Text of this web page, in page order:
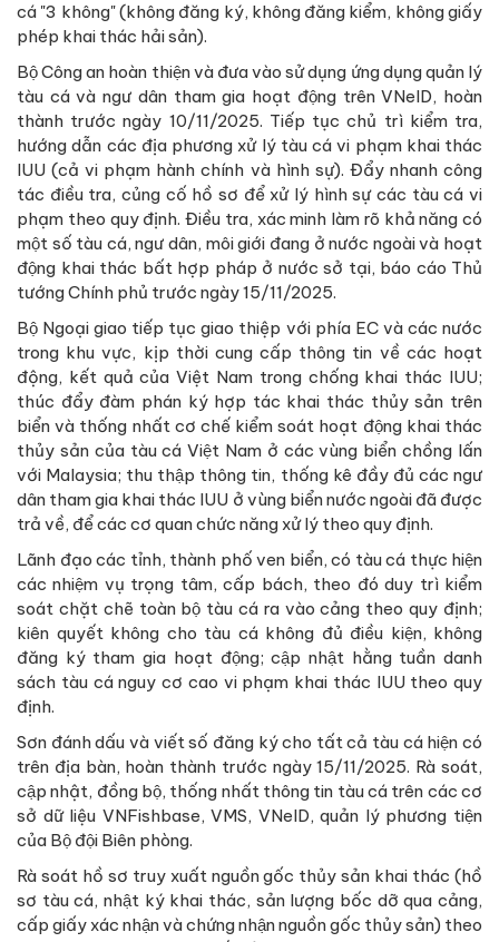
cá "3 không" (không đăng ký, không đăng kiểm, không giấy
phép khai thác hải sản).
Bộ Công an hoàn thiện và đưa vào sử dụng ứng dụng quản lý
tàu cá và ngư dân tham gia hoạt động trên VNeID, hoàn
thành trước ngày 10/11/2025. Tiếp tục chủ trì kiểm tra,
hướng dẫn các địa phương xử lý tàu cá vi phạm khai thác
IUU (cả vi phạm hành chính và hình sự). Đẩy nhanh công
tác điều tra, củng cố hồ sơ để xử lý hình sự các tàu cá vi
phạm theo quy định. Điều tra, xác minh làm rõ khả năng có
một số tàu cá, ngư dân, môi giới đang ở nước ngoài và hoạt
động khai thác bất hợp pháp ở nước sở tại, báo cáo Thủ
tướng Chính phủ trước ngày 15/11/2025.
Bộ Ngoại giao tiếp tục giao thiệp với phía EC và các nước
trong khu vực, kịp thời cung cấp thông tin về các hoạt
động, kết quả của Việt Nam trong chống khai thác IUU;
thúc đẩy đàm phán ký hợp tác khai thác thủy sản trên
biển và thống nhất cơ chế kiểm soát hoạt động khai thác
thủy sản của tàu cá Việt Nam ở các vùng biển chồng lấn
với Malaysia; thu thập thông tin, thống kê đầy đủ các ngư
dân tham gia khai thác IUU ở vùng biển nước ngoài đã được
trả về, để các cơ quan chức năng xử lý theo quy định.
Lãnh đạo các tỉnh, thành phố ven biển, có tàu cá thực hiện
các nhiệm vụ trọng tâm, cấp bách, theo đó duy trì kiểm
soát chặt chẽ toàn bộ tàu cá ra vào cảng theo quy định;
kiên quyết không cho tàu cá không đủ điều kiện, không
đăng ký tham gia hoạt động; cập nhật hằng tuần danh
sách tàu cá nguy cơ cao vi phạm khai thác IUU theo quy
định.
Sơn đánh dấu và viết số đăng ký cho tất cả tàu cá hiện có
trên địa bàn, hoàn thành trước ngày 15/11/2025. Rà soát,
cập nhật, đồng bộ, thống nhất thông tin tàu cá trên các cơ
sở dữ liệu VNFishbase, VMS, VNeID, quản lý phương tiện
của Bộ đội Biên phòng.
Rà soát hồ sơ truy xuất nguồn gốc thủy sản khai thác (hồ
sơ tàu cá, nhật ký khai thác, sản lượng bốc dỡ qua cảng,
cấp giấy xác nhận và chứng nhận nguồn gốc thủy sản) theo